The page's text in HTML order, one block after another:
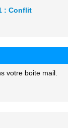
: Conflit
votre boite mail.